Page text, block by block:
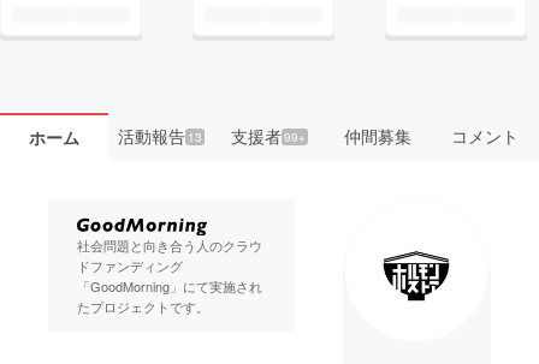
ホーム 活動報告13 支援者99+ 仲間募集 コメント
社会問題と向き合う人のクラウ
ドファンディング
「GoodMorning」にて実施され
たプロジェクトです。